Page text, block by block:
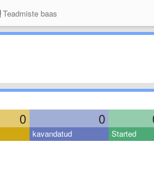
Teadmiste baas
0 0
kavandatud Started